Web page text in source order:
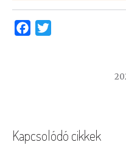
Facebook
Kapcsolódó cikkek